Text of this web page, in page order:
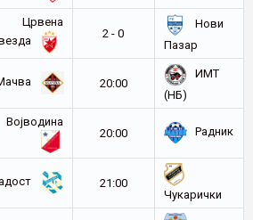
Црвена
2 - 0
Нови
Пазар
20:00
ИМТ
(НБ)
Војводина
20:00
Радник
21:00
Чукарички